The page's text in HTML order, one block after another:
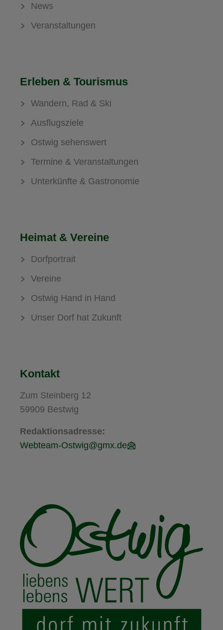
News
Veranstaltungen
Erleben & Tourismus
Wandern, Rad & Ski
Ausflugsziele
Ostwig sehenswert
Termine & Veranstaltungen
Unterkünfte & Gastronomie
Heimat & Vereine
Dorfportrait
Vereine
Ostwig Hand in Hand
Unser Dorf hat Zukunft
Kontakt
Zum Steinberg 12
59909 Bestwig
Redaktionsadresse:
Webteam-Ostwig@gmx.de